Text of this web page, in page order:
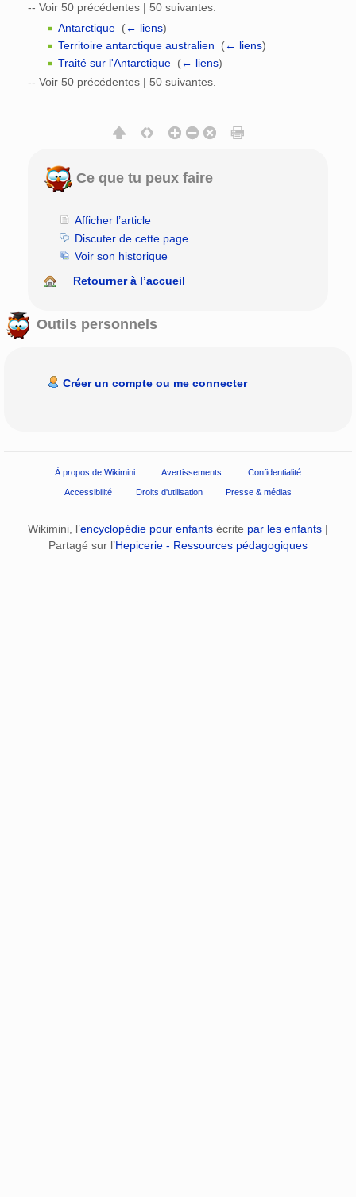
-- Voir 50 précédentes | 50 suivantes.
Antarctique‎ (← liens)
Territoire antarctique australien
(← liens)
Traité sur l'Antarctique‎ (← liens)
-- Voir 50 précédentes | 50 suivantes.
Ce que tu peux faire
Afficher l’article
Discuter de cette page
Voir son historique
Retourner à l’accueil
Outils personnels
Créer un compte ou me connecter
À propos de Wikimini Avertissements Confidentialité
Accessibilité Droits d'utilisation Presse & médias
Wikimini, l’encyclopédie pour enfants écrite par les enfants |
Partagé sur l’Hepicerie - Ressources pédagogiques